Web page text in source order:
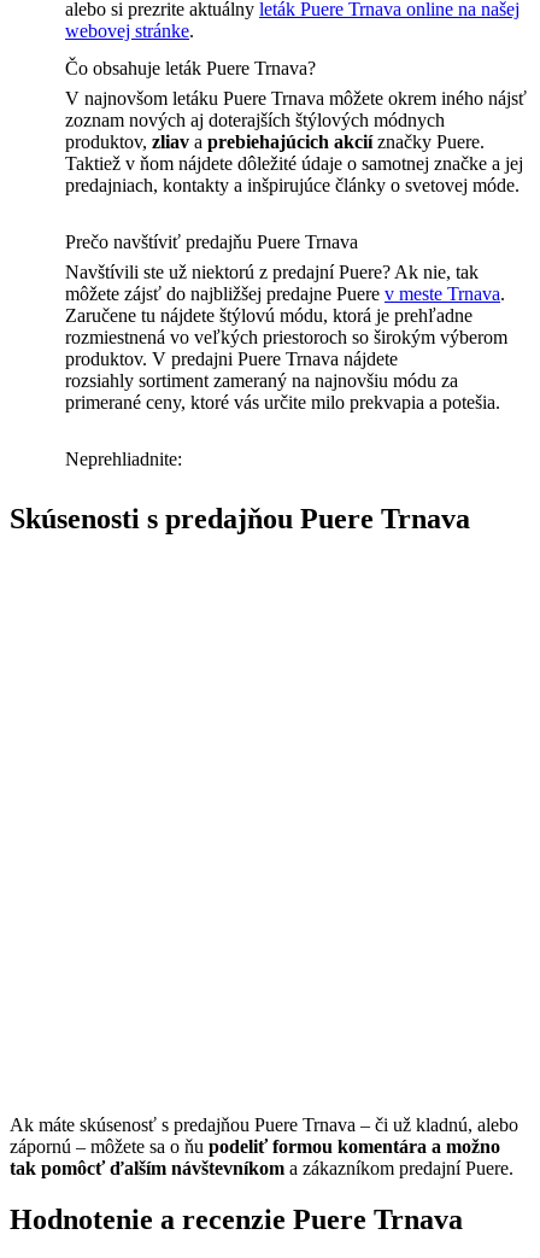
alebo si prezrite aktuálny leták Puere Trnava online na našej
webovej stránke.
Čo obsahuje leták Puere Trnava?
V najnovšom letáku Puere Trnava môžete okrem iného nájsť
zoznam nových aj doterajších štýlových módnych
produktov, zliav a prebiehajúcich akciíznačky Puere.
Taktiež v ňom nájdete dôležité údaje o samotnej značke a jej
predajniach, kontakty a inšpirujúce články o svetovej móde.
Prečo navštíviť predajňu Puere Trnava
Navštívili ste už niektorú z predajní Puere? Ak nie, tak
môžete zájsť do najbližšej predajne Puere v meste Trnava.
Zaručene tu nájdete štýlovú módu, ktorá je prehľadne
rozmiestnená vo veľkých priestoroch so širokým výberom
produktov. V predajni Puere Trnava nájdete
rozsiahly sortiment zameraný na najnovšiu módu za
primerané ceny, ktoré vás určite milo prekvapia a potešia.
Neprehliadnite:
Skúsenosti s predajňou Puere Trnava
Ak máte skúsenosť s predajňou Puere Trnava – či už kladnú, alebo
zápornú – môžete sa o ňu podeliť formou komentára a možno
tak pomôcť ďalším návštevníkom a zákazníkom predajní Puere.
Hodnotenie a recenzie Puere Trnava